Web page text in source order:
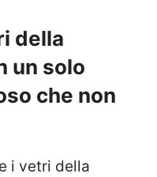
della
un solo
che non
i vetri della